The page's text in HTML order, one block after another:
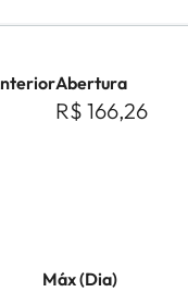
Abertura
R$ 166,26
Máx (Dia)